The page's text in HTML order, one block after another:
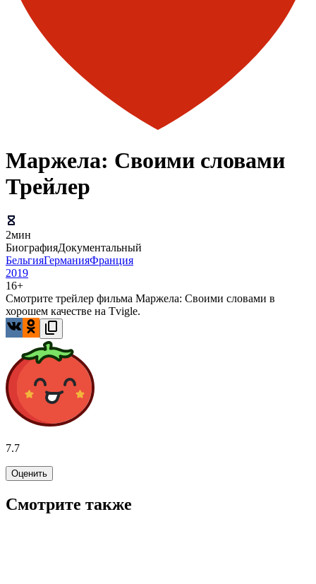
Маржела: Своими словами
Трейлер
2мин
БиографияДокументальный
БельгияГерманияФранция
2019
16+
Смотрите трейлер фильма Маржела: Своими словами в
хорошем качестве на Tvigle.
7.7
Оценить
Смотрите также